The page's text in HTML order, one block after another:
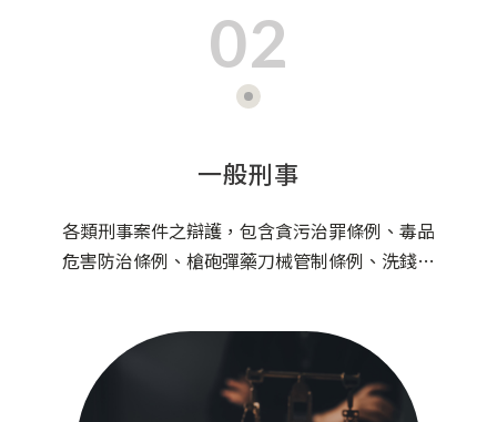
02
一般刑事
各類刑事案件之辯護，包含貪污治罪條例、毒品
危害防治條例、槍砲彈藥刀械管制條例、洗錢防